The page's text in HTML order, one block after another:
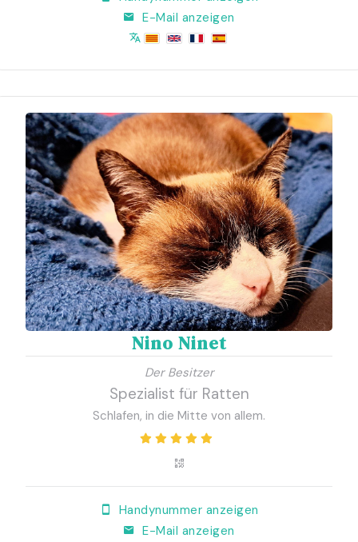
E-Mail anzeigen
Nino Ninet
Der Besitzer
Spezialist für Ratten
Schlafen, in die Mitte von allem.
Handynummer anzeigen
E-Mail anzeigen